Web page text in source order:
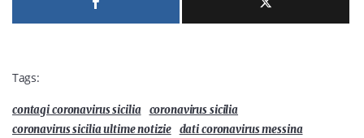
Tags:
contagi coronavirus sicilia
coronavirus sicilia
coronavirus sicilia ultime notizie
dati coronavirus messina